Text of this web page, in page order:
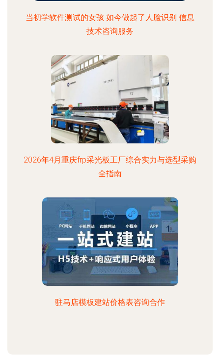
当初学软件测试的女孩 如今做起了人脸识别 信息
技术咨询服务
2026年4月重庆frp采光板工厂综合实力与选型采购
全指南
驻马店模板建站价格表咨询合作